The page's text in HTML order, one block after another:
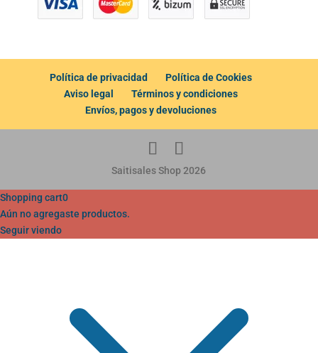
Política de privacidad
Política de Cookies
Aviso legal
Términos y condiciones
Envíos, pagos y devoluciones
Saitisales Shop 2026
Shopping cart0
Aún no agregaste productos.
Seguir viendo